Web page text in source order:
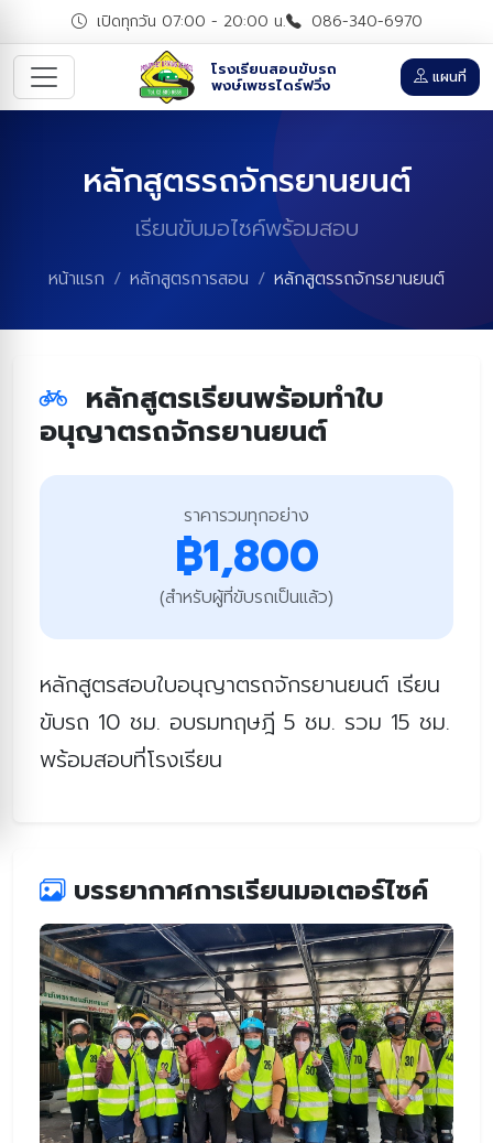
เปิดทุกวัน 07:00 - 20:00 น. 086-340-6970
โรงเรียนสอนขับรถ
พงษ์เพชรไดร์ฟวิ่ง แผนที่
หลักสูตรรถจักรยานยนต์
เรียนขับมอไซค์พร้อมสอบ
หน้าแรก หลักสูตรการสอน หลักสูตรรถจักรยานยนต์
หลักสูตรเรียนพร้อมทำใบ
อนุญาตรถจักรยานยนต์
ราคารวมทุกอย่าง
฿1,800
(สำหรับผู้ที่ขับรถเป็นแล้ว)
หลักสูตรสอบใบอนุญาตรถจักรยานยนต์ เรียน
ขับรถ 10 ชม. อบรมทฤษฎี 5 ชม. รวม 15 ชม.
พร้อมสอบที่โรงเรียน
บรรยากาศการเรียนมอเตอร์ไซค์